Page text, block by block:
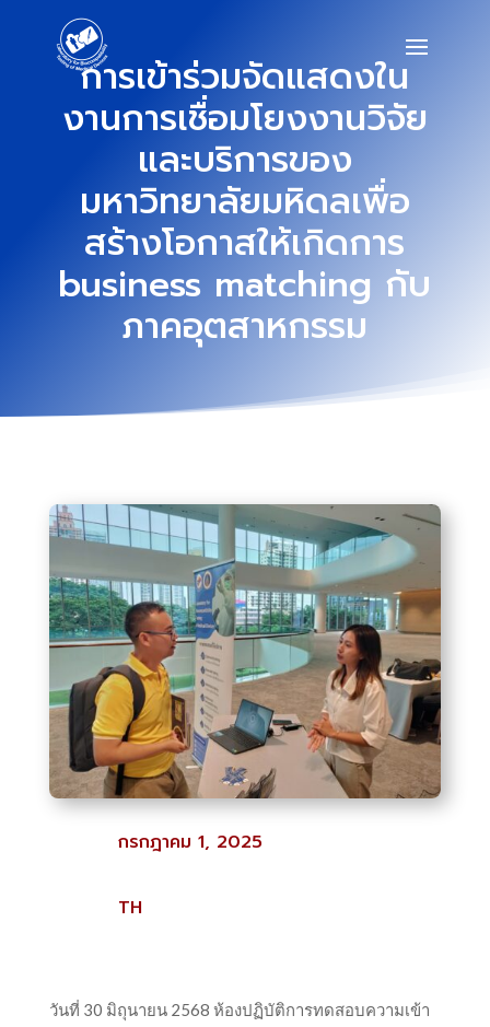
การเข้าร่วมจัดแสดงใน
งานการเชื่อมโยงงานวิจัย
และบริการของ
มหาวิทยาลัยมหิดลเพื่อ
สร้างโอกาสให้เกิดการ
business matching กับ
ภาคอุตสาหกรรม
กรกฎาคม 1, 2025
TH
วันที่ 30 มิถุนายน 2568 ห้องปฏิบัติการทดสอบความเข้า